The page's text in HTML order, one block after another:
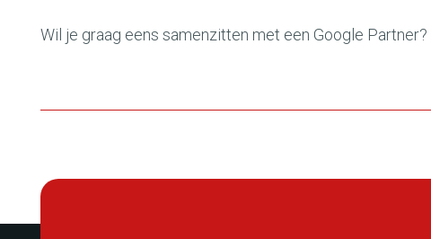
Wil je graag eens samenzitten met een Google Partner?